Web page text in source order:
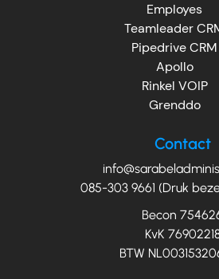
Employes
Teamleader
Pipedrive CRM
Apollo
Rinkel VOIP
Grenddo
Contact
085-303 9661 (Druk
Becon
KvK
BTW